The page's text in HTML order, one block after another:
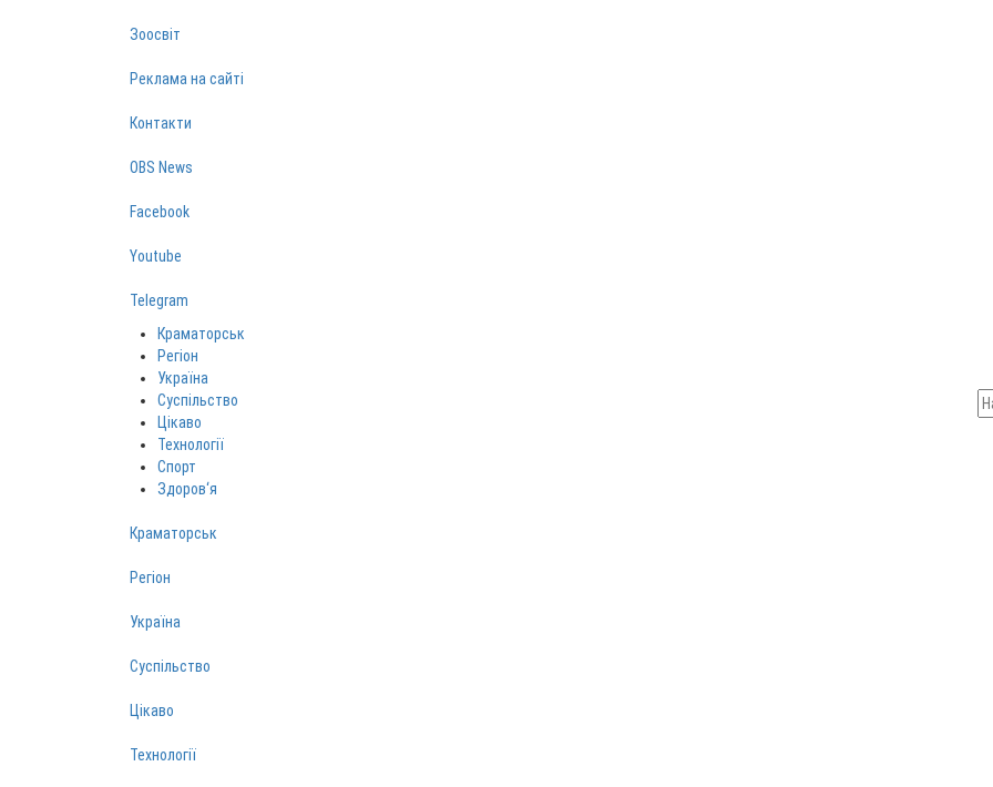
Зоосвіт
Реклама на сайті
Контакти
OBS News
Facebook
Youtube
Telegram
Краматорськ
Регіон
Україна
Суспільство
Цікаво
Технології
Спорт
Здоров‘я
Краматорськ
Регіон
Україна
Суспільство
Цікаво
Технології